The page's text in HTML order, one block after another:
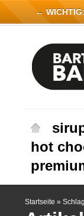
hot
Startseite »
← WICHTIG: